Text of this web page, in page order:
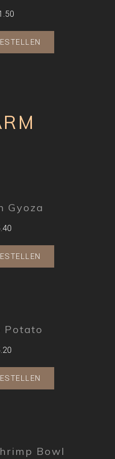
Gyoza
Potato
Bowl